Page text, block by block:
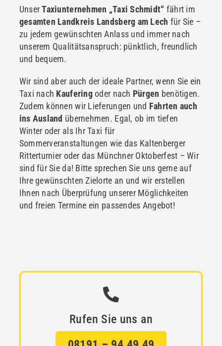
UnserTaxiunternehmen „Taxi Schmidt“ fährt im
gesamten Landkreis Landsberg am Lech für Sie –
zu jedem gewünschten Anlass und immer nach
unserem Qualitätsanspruch: pünktlich, freundlich
und bequem.
Wir sind aber auch der ideale Partner, wenn Sie ein
Taxi nach Kauferingoder nach Pürgen benötigen.
Zudem können wir Lieferungen und Fahrten auch
ins Ausland übernehmen. Egal, ob im tiefen
Winter oder als Ihr Taxi für
Sommerveranstaltungen wie das Kaltenberger
Ritterturnier oder das Münchner Oktoberfest – Wir
sind für Sie da! Bitte sprechen Sie uns gerne auf
Ihre gewünschten Zielorte an und wir erstellen
Ihnen nach Überprüfung unserer Möglichkeiten
und freien Termine ein passendes Angebot!
Rufen Sie uns an